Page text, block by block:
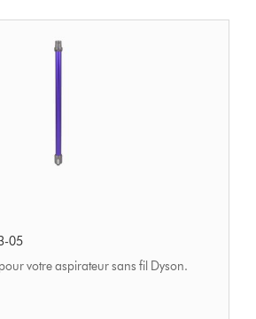
05
votre aspirateur sans fil Dyson.